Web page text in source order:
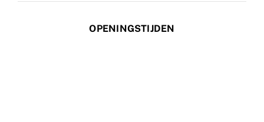
OPENINGSTIJDEN